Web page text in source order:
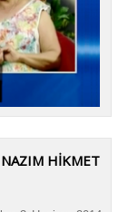
NAZIM HİKMET